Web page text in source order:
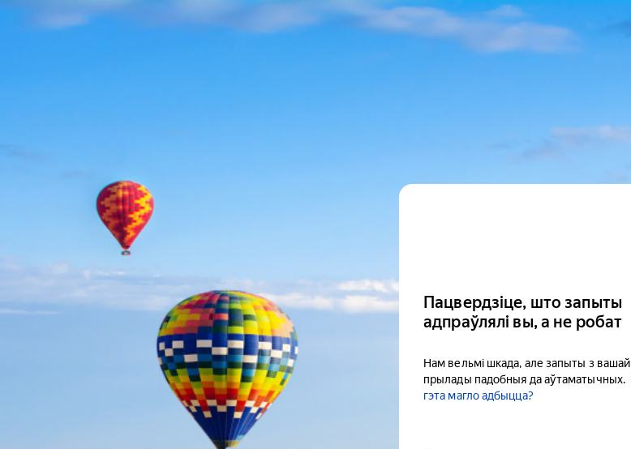
Пацвердзіце, што запыты
адпраўлялі вы, а не робат
Нам вельмі шкада, але запыты з вашай
прылады падобныя да аўтаматычных.
гэта магло адбыцца?